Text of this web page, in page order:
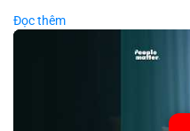
#giaodichlon
chìa khóa để đầu tư viên
Thay vì phản ứng cảm xúc
nhà đầu tư thành công
bản, phân배 tài sản hợp lý
Điều này không chỉ giúp
tận dụng cơ hội khi thị trường
Đọc thêm